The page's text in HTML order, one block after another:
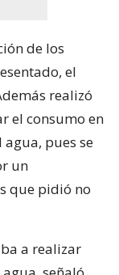
de los
el
realizó
el consumo en
pues se
un
que pidió no
a realizar